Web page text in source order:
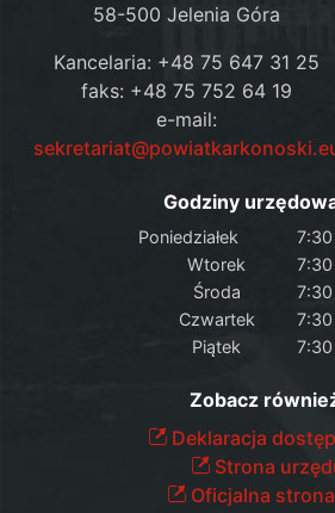
58-500 Jelenia Góra
Kancelaria: +48 75 647 31 25
faks: +48 75 752 64 19
e-mail:
Godziny
Poniedziałek
Wtorek
Środa
Czwartek
Piątek
Zobacz
Deklaracja
Strona
Oficjalna strona